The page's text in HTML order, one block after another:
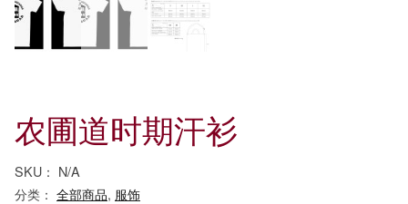
农圃道时期汗衫
SKU： N/A
分类： 全部商品, 服饰